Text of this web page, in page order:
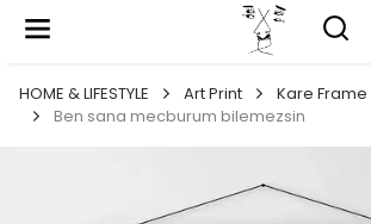
HOME & LIFESTYLE Art Print
Kare Frame
Ben sana mecburum bilemezsin